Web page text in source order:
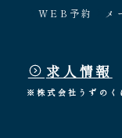
WEB予約 メ
求人情報
※株式会社うずのく